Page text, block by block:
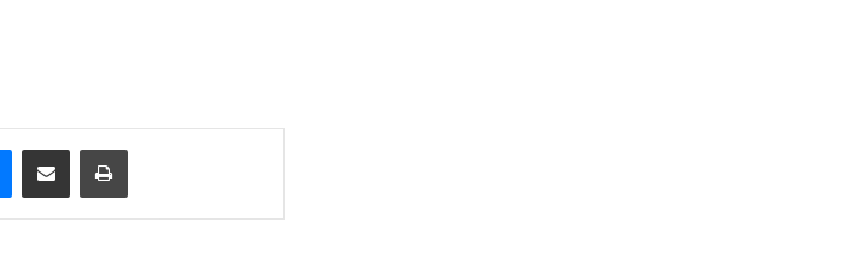
Messenger
E-Posta ile paylaş Yazdır